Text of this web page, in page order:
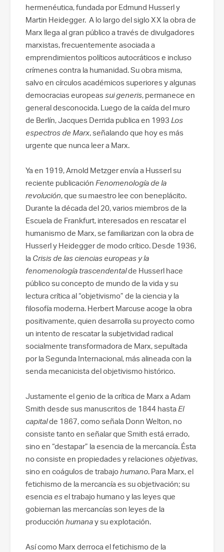
hermenéutica, fundada por Edmund Husserl y
Martin Heidegger. A lo largo del siglo XX la obra de
Marx llega al gran público a través de divulgadores
marxistas, frecuentemente asociada a
emprendimientos políticos autocráticos e incluso
crímenes contra la humanidad. Su obra misma,
salvo en círculos académicos superiores y algunas
democracias europeas sui generis, permanece en
general desconocida. Luego de la caída del muro
de Berlín, Jacques Derrida publica en 1993 Los
espectros de Marx, señalando que hoy es más
urgente que nunca leer a Marx.
Ya en 1919, Arnold Metzger envía a Husserl su
reciente publicación Fenomenología de la
revolución, que su maestro lee con beneplácito.
Durante la década del 20, varios miembros de la
Escuela de Frankfurt, interesados en rescatar el
humanismo de Marx, se familiarizan con la obra de
Husserl y Heidegger de modo crítico. Desde 1936,
la Crisis de las ciencias europeas y la
fenomenología trascendentalde Husserl hace
público su concepto de mundo de la vida y su
lectura crítica al “objetivismo” de la ciencia y la
filosofía moderna. Herbert Marcuse acoge la obra
positivamente, quien desarrolla su proyecto como
un intento de rescatar la subjetividad radical
socialmente transformadora de Marx, sepultada
por la Segunda Internacional, más alineada con la
senda mecanicista del objetivismo histórico.
Justamente el genio de la crítica de Marx a Adam
Smith desde sus manuscritos de 1844 hasta El
capitalde 1867, como señala Donn Welton, no
consiste tanto en señalar que Smith está errado,
sino en “destapar” la esencia de la mercancía. Ésta
no consiste en propiedades y relaciones objetivas,
sino en coágulos de trabajohumano. Para Marx, el
fetichismo de la mercancía es su objetivación; su
esencia esel trabajo humano y las leyes que
gobiernan las mercancías son leyes de la
producción humanay su explotación.
Así como Marx derroca el fetichismo de la